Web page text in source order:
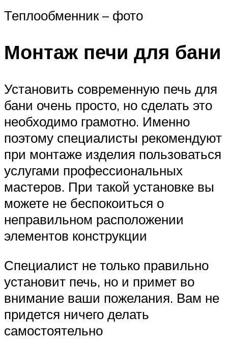
Теплообменник – фото
Монтаж печи для бани
Установить современную печь для
бани очень просто, но сделать это
необходимо грамотно. Именно
поэтому специалисты рекомендуют
при монтаже изделия пользоваться
услугами профессиональных
мастеров. При такой установке вы
можете не беспокоиться о
неправильном расположении
элементов конструкции
Специалист не только правильно
установит печь, но и примет во
внимание ваши пожелания. Вам не
придется ничего делать
самостоятельно